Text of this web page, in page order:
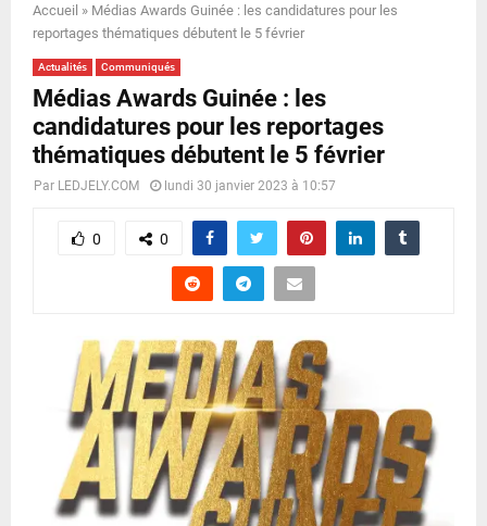
N
U
Accueil » Médias Awards Guinée : les candidatures pour les
reportages thématiques débutent le 5 février
Actualités Communiqués
Médias Awards Guinée : les
candidatures pour les reportages
thématiques débutent le 5 février
Par LEDJELY.COM lundi 30 janvier 2023 à 10:57
0 0